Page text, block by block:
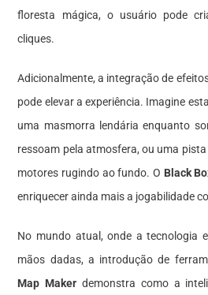
floresta mágica, o usuário pode
cliques.
Adicionalmente, a integração de
pode elevar a experiência. Imagine
uma masmorra lendária enquanto
ressoam pela atmosfera, ou uma
motores rugindo ao fundo. O Black
enriquecer ainda mais a jogabilidade
No mundo atual, onde a tecnologia
mãos dadas, a introdução de
Map Maker demonstra como a